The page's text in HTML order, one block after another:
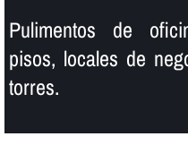
Pulimentos de
pisos, locales de
torres.